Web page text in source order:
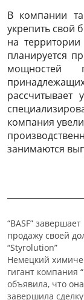
В компании
укрепить свой
на
планируется
мощностей
рассчитывает
компания
занимаются
“BASF” завершает
продажу своей
“Styrolution”
Немецкий
гигант компания
объявила, что она
завершила